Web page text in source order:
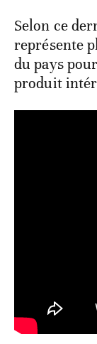
Selon ce
représente
du pays
produit